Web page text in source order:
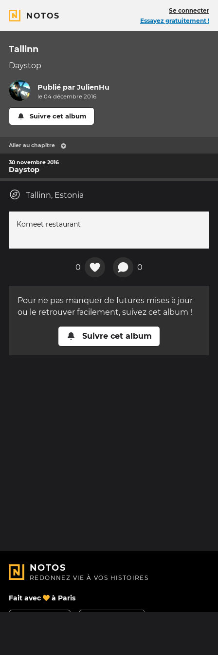
NOTOS
Se connecter
Essayez gratuitement !
Tallinn
Daystop
Publié parJulienHu
le 04 décembre 2016
Suivre cet album
Aller au chapitre
30 novembre 2016
Daystop
Tallinn, Estonia
Komeet restaurant
0 0
Pour ne pas manquer de futures mises à jour
ou le retrouver facilement, suivez cet album !
Suivre cet album
NOTOS
REDONNEZ VIE À VOS HISTOIRES
Fait avec à Paris